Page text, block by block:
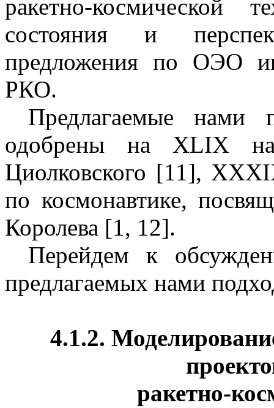
ракетно-космической
состояния и
предложения по ОЭО
РКО.
Предлагаемые
одобрены на XLIX
Циолковского [11],
по космонавтике,
Королева [1, 12].
Перейдем к
предлагаемых нами
4.1.2.
ракетно-